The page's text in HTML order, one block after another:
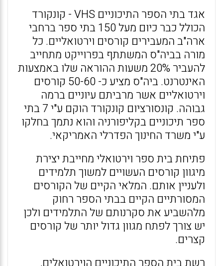
אגד בתי הספר התיכוניים VHS - קונקורד
הכולל כבר כיום מעל 150 בתי ספר ברחבי
ארה"ב המעבירים קורסים וירטואליים. כל
מורה בביה"ס המשתתף בפרוייקט מתחייב
להעביר 20% משעות ההוראה שלו באמצעות
האינטרנט. ביה"ס מציע כ- 50-60 קורסים
וירטואליים אשר מרביתם עיוניים ברמה
גבוהה. קונסורציום קונקורד הוקם ע"י 7 בתי
ספר תיכוניים בקליפורניה והוא נתמך בחלקו
ע"י משרד החינוך הפדרלי האמריקאי.
פתיחת בית ספר וירטואלי מחייבת יצירת
מיגוון קורסים העשויים למשוך תלמידים
ולעניין אותם. המלאי הקיים של הקורסים
המסורתיים הקיים בבתי הספר רחוק
מלהשביע את סקרנותם של התלמידים ולכן
יש צורך לפתח מגוון גדול יותר של קורסים
קצרים.